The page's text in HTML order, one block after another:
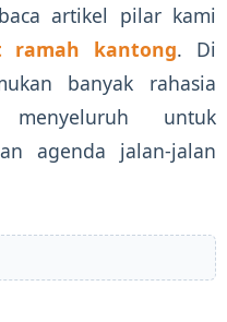
artikel pilar kami
ramah kantong. Di
banyak rahasia
untuk
agenda jalan-jalan